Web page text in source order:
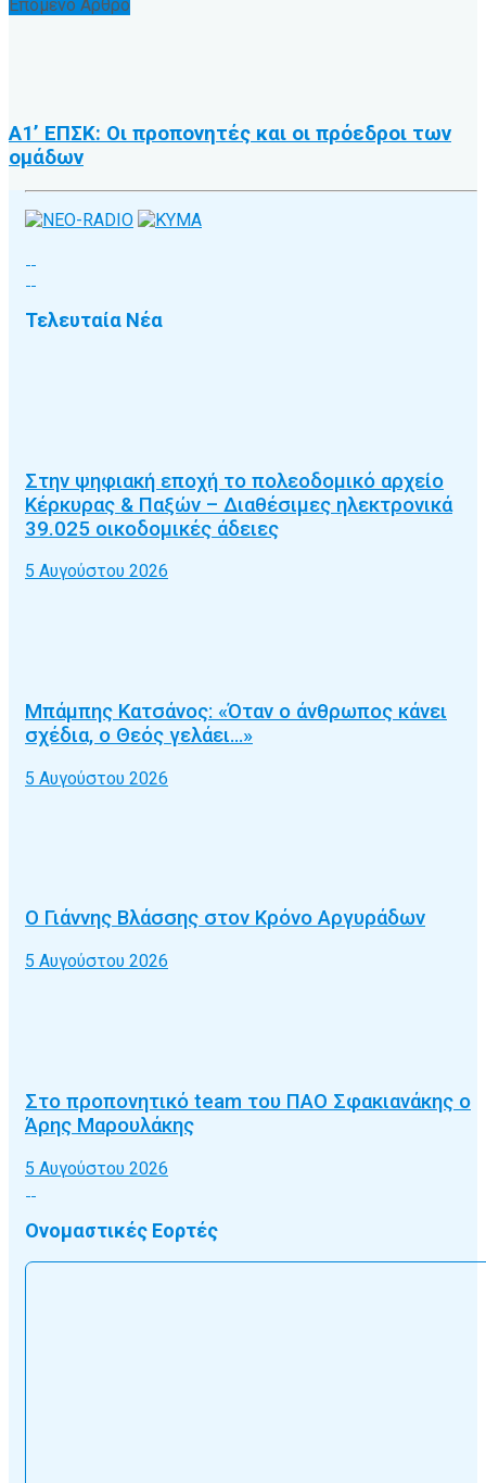
Επόμενο Άρθρο
Α1’ ΕΠΣΚ: Οι προπονητές και οι πρόεδροι των
ομάδων
Τελευταία Νέα
Στην ψηφιακή εποχή το πολεοδομικό αρχείο
Κέρκυρας & Παξών – Διαθέσιμες ηλεκτρονικά
39.025 οικοδομικές άδειες
5 Αυγούστου 2026
Μπάμπης Κατσάνος: «Όταν ο άνθρωπος κάνει
σχέδια, ο Θεός γελάει…»
5 Αυγούστου 2026
Ο Γιάννης Βλάσσης στον Κρόνο Αργυράδων
5 Αυγούστου 2026
Στο προπονητικό team του ΠΑΟ Σφακιανάκης ο
Άρης Μαρουλάκης
5 Αυγούστου 2026
Ονομαστικές Εορτές